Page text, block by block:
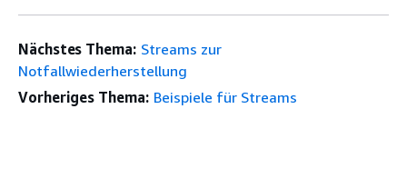
Nächstes Thema: Streams zur
Notfallwiederherstellung
Vorheriges Thema: Beispiele für Streams